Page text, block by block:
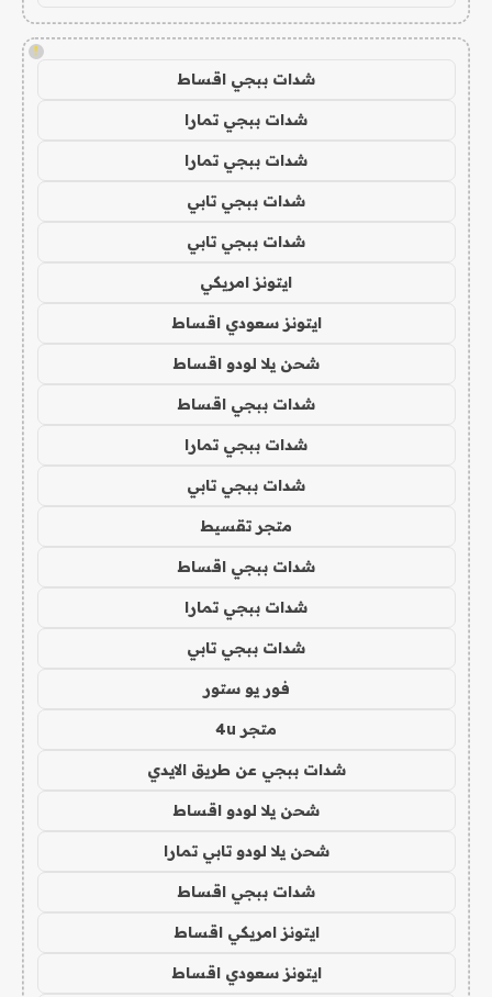
!
شدات ببجي اقساط
شدات ببجي تمارا
شدات ببجي تمارا
شدات ببجي تابي
شدات ببجي تابي
ايتونز امريكي
ايتونز سعودي اقساط
شحن يلا لودو اقساط
شدات ببجي اقساط
شدات ببجي تمارا
شدات ببجي تابي
متجر تقسيط
شدات ببجي اقساط
شدات ببجي تمارا
شدات ببجي تابي
فور يو ستور
متجر 4u
شدات ببجي عن طريق الايدي
شحن يلا لودو اقساط
شحن يلا لودو تابي تمارا
شدات ببجي اقساط
ايتونز امريكي اقساط
ايتونز سعودي اقساط